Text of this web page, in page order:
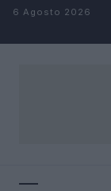
Salta al contenuto
6 Agosto 2026